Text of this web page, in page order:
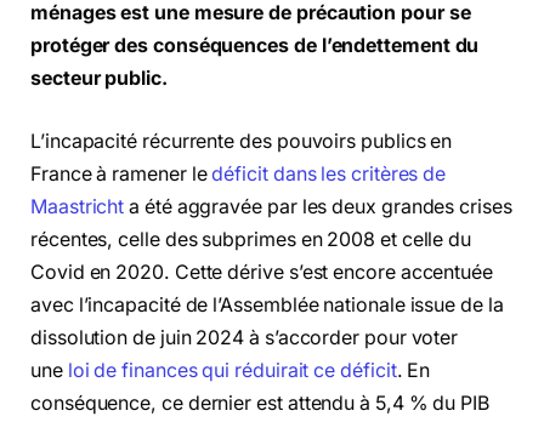
ménages est une mesure de précaution pour se
protéger des conséquences de l’endettement du
secteur public.
L’incapacité récurrente des pouvoirs publics en
France à ramener ledéficit dans les critères de
Maastricht a été aggravée par les deux grandes crises
récentes, celle des subprimes en 2008 et celle du
Covid en 2020. Cette dérive s’est encore accentuée
avec l’incapacité de l’Assemblée nationale issue de la
dissolution de juin 2024 à s’accorder pour voter
une loi de finances qui réduirait ce déficit. En
conséquence, ce dernier est attendu à 5,4 % du PIB